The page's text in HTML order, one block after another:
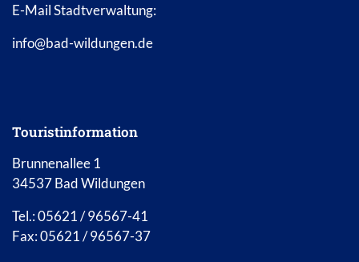
E-Mail Stadtverwaltung:
info@bad-wildungen.de
Touristinformation
Brunnenallee 1
34537 Bad Wildungen
Tel.: 05621 / 96567-41
Fax: 05621 / 96567-37